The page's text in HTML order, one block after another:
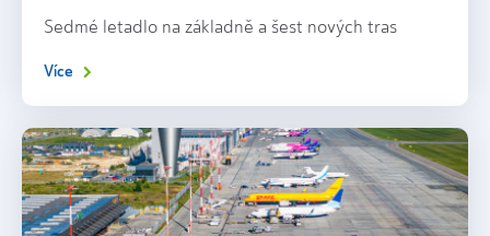
Sedmé letadlo na základně a šest nových tras
Více